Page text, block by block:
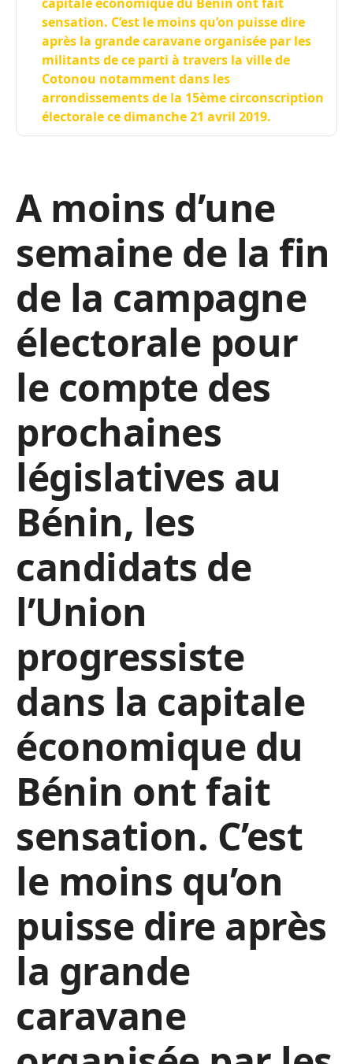
sensation. C’est le moins qu’on puisse dire
après la grande caravane organisée par les
militants de ce parti à travers la ville de
Cotonou notamment dans les
arrondissements de la 15ème circonscription
électorale ce dimanche 21 avril 2019.
A moins d’une
semaine de la fin
de la campagne
électorale pour
le compte des
prochaines
législatives au
Bénin, les
candidats de
l’Union
progressiste
dans la capitale
économique du
Bénin ont fait
sensation. C’est
le moins qu’on
puisse dire après
la grande
caravane